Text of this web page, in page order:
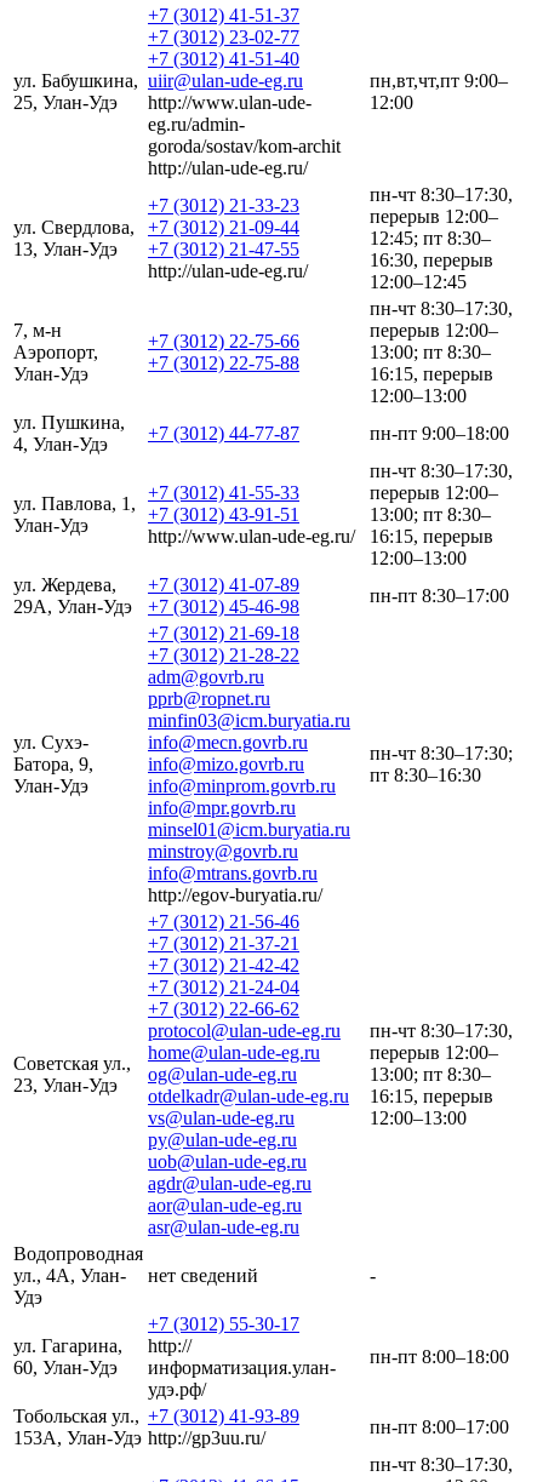
ул. Бабушкина,
25, Улан-Удэ
+7 (3012) 41-51-37
+7 (3012) 23-02-77
+7 (3012) 41-51-40
uiir@ulan-ude-eg.ru
http://www.ulan-ude-
eg.ru/admin-
goroda/sostav/kom-archit
http://ulan-ude-eg.ru/
пн,вт,чт,пт 9:00–
12:00
ул. Свердлова,
13, Улан-Удэ
+7 (3012) 21-33-23
+7 (3012) 21-09-44
+7 (3012) 21-47-55
http://ulan-ude-eg.ru/
пн-чт 8:30–17:30,
перерыв 12:00–
12:45; пт 8:30–
16:30, перерыв
12:00–12:45
7, м-н
Аэропорт,
Улан-Удэ
+7 (3012) 22-75-66
+7 (3012) 22-75-88
пн-чт 8:30–17:30,
перерыв 12:00–
13:00; пт 8:30–
16:15, перерыв
12:00–13:00
ул. Пушкина,
4, Улан-Удэ
+7 (3012) 44-77-87 пн-пт 9:00–18:00
ул. Павлова, 1,
Улан-Удэ
+7 (3012) 41-55-33
+7 (3012) 43-91-51
http://www.ulan-ude-eg.ru/
пн-чт 8:30–17:30,
перерыв 12:00–
13:00; пт 8:30–
16:15, перерыв
12:00–13:00
ул. Жердева,
29А, Улан-Удэ
+7 (3012) 41-07-89
+7 (3012) 45-46-98
пн-пт 8:30–17:00
ул. Сухэ-
Батора, 9,
Улан-Удэ
+7 (3012) 21-69-18
+7 (3012) 21-28-22
adm@govrb.ru
pprb@ropnet.ru
minfin03@icm.buryatia.ru
info@mecn.govrb.ru
info@mizo.govrb.ru
info@minprom.govrb.ru
info@mpr.govrb.ru
minsel01@icm.buryatia.ru
minstroy@govrb.ru
info@mtrans.govrb.ru
http://egov-buryatia.ru/
пн-чт 8:30–17:30;
пт 8:30–16:30
Советская ул.,
23, Улан-Удэ
+7 (3012) 21-56-46
+7 (3012) 21-37-21
+7 (3012) 21-42-42
+7 (3012) 21-24-04
+7 (3012) 22-66-62
protocol@ulan-ude-eg.ru
home@ulan-ude-eg.ru
og@ulan-ude-eg.ru
otdelkadr@ulan-ude-eg.ru
vs@ulan-ude-eg.ru
py@ulan-ude-eg.ru
uob@ulan-ude-eg.ru
agdr@ulan-ude-eg.ru
aor@ulan-ude-eg.ru
asr@ulan-ude-eg.ru
пн-чт 8:30–17:30,
перерыв 12:00–
13:00; пт 8:30–
16:15, перерыв
12:00–13:00
Водопроводная
ул., 4А, Улан-
Удэ
нет сведений -
ул. Гагарина,
60, Улан-Удэ
+7 (3012) 55-30-17
http://
информатизация.улан-
удэ.рф/
пн-пт 8:00–18:00
Тобольская ул.,
153А, Улан-Удэ
+7 (3012) 41-93-89
http://gp3uu.ru/
пн-пт 8:00–17:00
пн-чт 8:30–17:30,